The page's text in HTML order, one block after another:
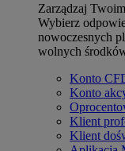
Zarządzaj
Wybierz
nowoczesnych
wolnych
Konto
Konto
Klient
Klient